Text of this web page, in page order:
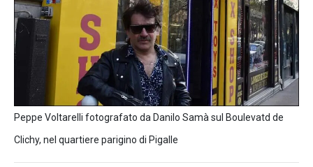
Peppe Voltarelli fotografato da Danilo Samà sul Boulevatd de
Clichy, nel quartiere parigino di Pigalle